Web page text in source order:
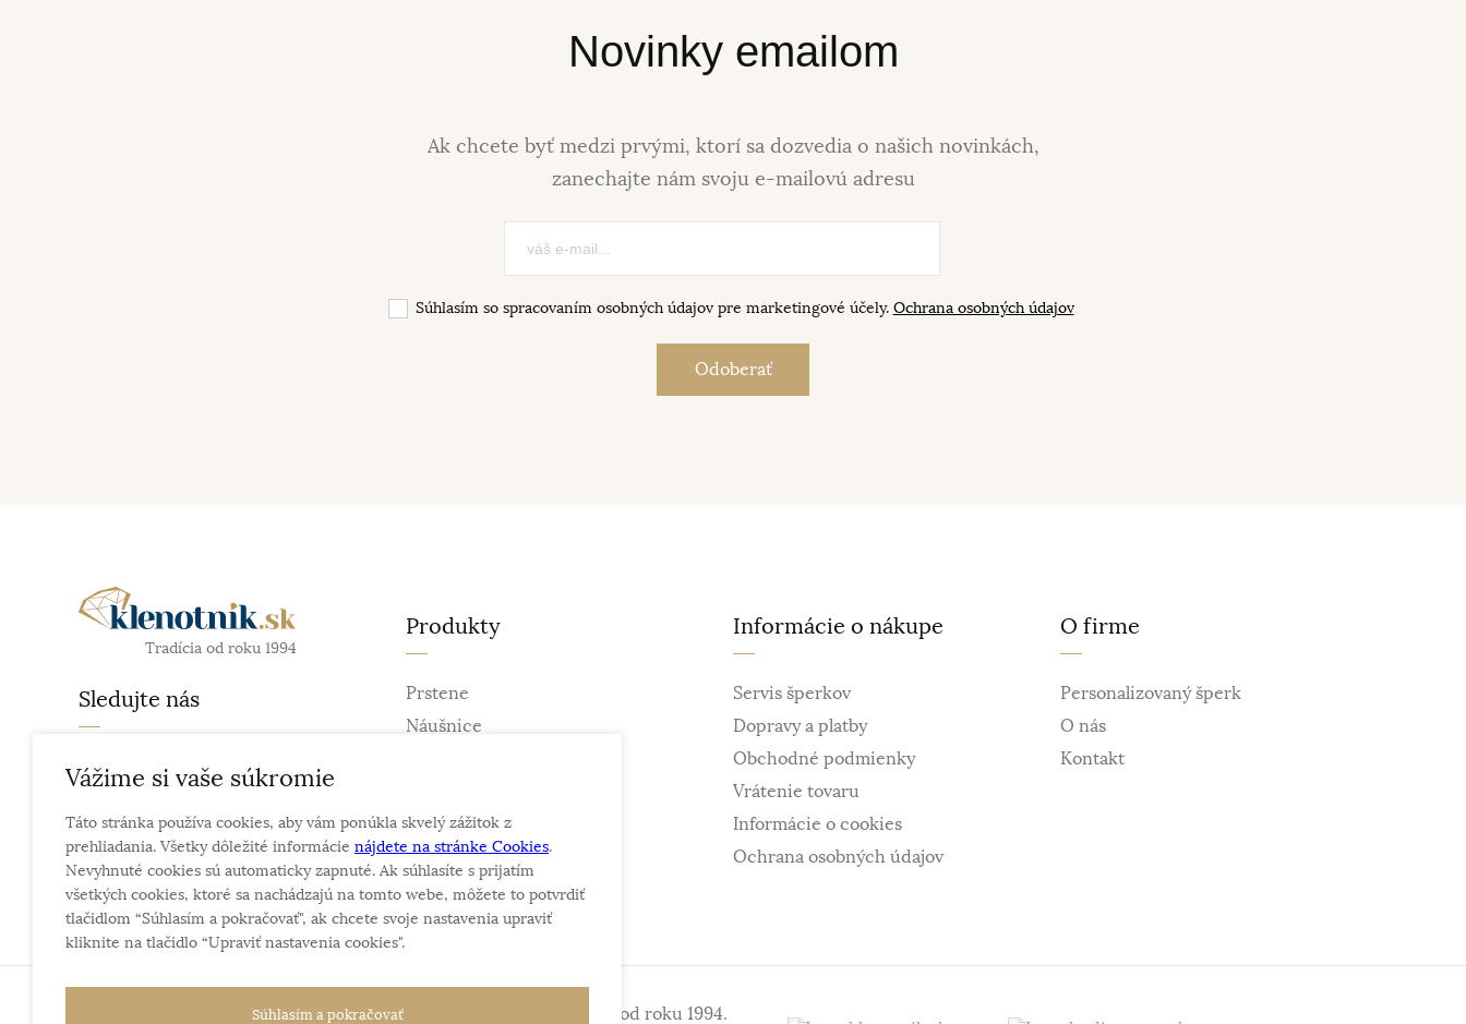
Novinky emailom
Ak chcete byť medzi prvými, ktorí sa dozvedia o našich novinkách,
zanechajte nám svoju e-mailovú adresu
Súhlasím so spracovaním osobných údajov pre marketingové účely. Ochrana osobných údajov
Tradícia od roku 1994
Sledujte nás
facebook
Produkty
Prstene
Náušnice
Náramky
Náhrdelníky
Obrúčky
Informácie o nákupe
Servis šperkov
Dopravy a platby
Obchodné podmienky
Vrátenie tovaru
Informácie o cookies
Ochrana osobných údajov
O firme
Personalizovaný šperk
O nás
Kontakt
Sme rodinná firma a zameriavame sa na predaj hodiniek a šperkov od roku 1994.
Vážime si vaše súkromie
Táto stránka používa cookies, aby vám ponúkla skvelý zážitok z
prehliadania. Všetky dôležité informácie nájdete na stránke Cookies.
Nevyhnuté cookies sú automaticky zapnuté. Ak súhlasíte s prijatím
všetkých cookies, ktoré sa nachádzajú na tomto webe, môžete to potvrdiť
tlačidlom “Súhlasím a pokračovať", ak chcete svoje nastavenia upraviť
kliknite na tlačidlo “Upraviť nastavenia cookies".
Súhlasím a pokračovať